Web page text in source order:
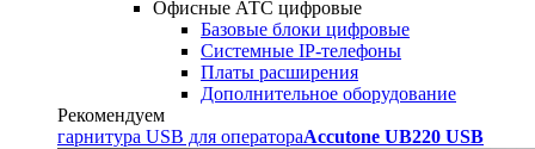
Офисные АТС цифровые
Базовые блоки цифровые
Системные IP-телефоны
Платы расширения
Дополнительное оборудование
Рекомендуем
гарнитура USB для оператораAccutone UB220 USB